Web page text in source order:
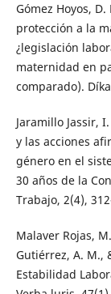
Gómez Hoyos,
protección a la
¿legislación
maternidad en
comparado).
Jaramillo Jassir,
y las acciones
género en el
30 años de la
Trabajo, 2(4),
Malaver Rojas,
Gutiérrez, A. M.,
Estabilidad